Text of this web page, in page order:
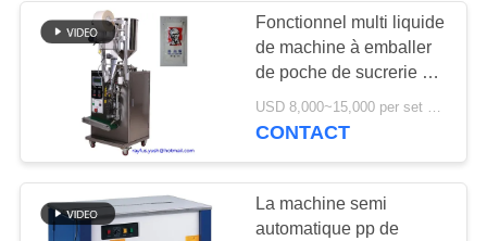
rouleau de papier à
la machine de
découpe de feuille
Fonctionnel multi liquide
de machine à emballer
de poche de sucrerie de
shampooing d'huile de
sauce
CONTACT
La machine semi
automatique pp de